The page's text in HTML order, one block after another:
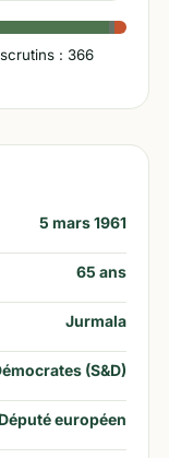
: 366
5 mars 1961
65 ans
Jurmala
(S&D)
Député européen